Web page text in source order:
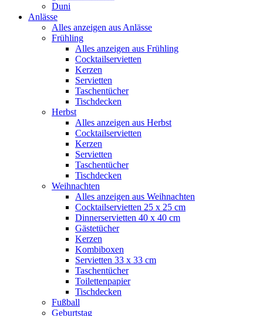
Duni
Anlässe
Alles anzeigen aus Anlässe
Frühling
Alles anzeigen aus Frühling
Cocktailservietten
Kerzen
Servietten
Taschentücher
Tischdecken
Herbst
Alles anzeigen aus Herbst
Cocktailservietten
Kerzen
Servietten
Taschentücher
Tischdecken
Weihnachten
Alles anzeigen aus Weihnachten
Cocktailservietten 25 x 25 cm
Dinnerservietten 40 x 40 cm
Gästetücher
Kerzen
Kombiboxen
Servietten 33 x 33 cm
Taschentücher
Toilettenpapier
Tischdecken
Fußball
Geburtstag